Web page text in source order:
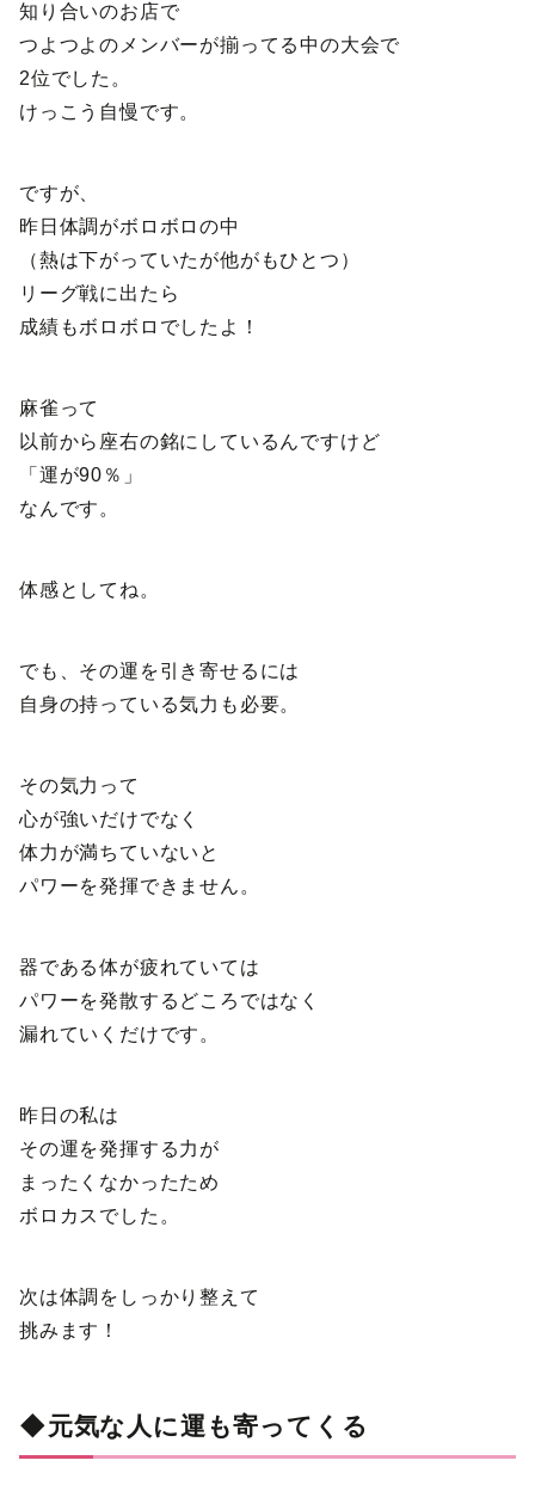
知り合いのお店で
つよつよのメンバーが揃ってる中の大会で
2位でした。
けっこう自慢です。
ですが、
昨日体調がボロボロの中
（熱は下がっていたが他がもひとつ）
リーグ戦に出たら
成績もボロボロでしたよ！
麻雀って
以前から座右の銘にしているんですけど
「運が90％」
なんです。
体感としてね。
でも、その運を引き寄せるには
自身の持っている気力も必要。
その気力って
心が強いだけでなく
体力が満ちていないと
パワーを発揮できません。
器である体が疲れていては
パワーを発散するどころではなく
漏れていくだけです。
昨日の私は
その運を発揮する力が
まったくなかったため
ボロカスでした。
次は体調をしっかり整えて
挑みます！
◆元気な人に運も寄ってくる